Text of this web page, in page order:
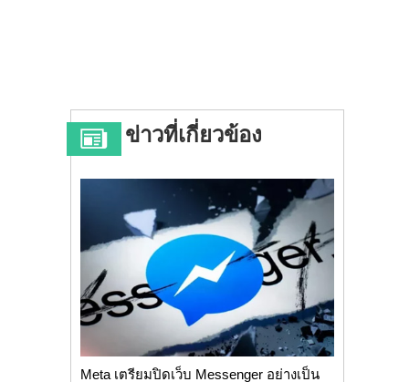
ข่าวที่เกี่ยวข้อง
Meta เตรียมปิดเว็บ Messenger อย่างเป็น